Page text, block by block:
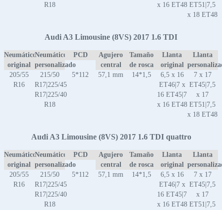
R18
x 16 ET48 ET51|7,5
x 18 ET48
Audi A3 Limousine (8VS) 2017 1.6 TDI
Neumático
original
Neumático
personalizado
PCD
Agujero
central
Tamaño
de rosca
Llanta
original
Llanta
205/55
R16
215/50
R17|225/45
R17|225/40
R18
5*112 57,1 mm 14*1,5
6,5 x 16
ET46|7 x
16 ET45|7
x 16 ET48
7 x 17
ET45|7,5
x 17
ET51|7,5
x 18 ET48
Audi A3 Limousine (8VS) 2017 1.6 TDI quattro
Neumático
original
Neumático
personalizado
PCD
Agujero
central
Tamaño
de rosca
Llanta
original
Llanta
205/55
R16
215/50
R17|225/45
R17|225/40
R18
5*112 57,1 mm 14*1,5
6,5 x 16
ET46|7 x
16 ET45|7
x 16 ET48
7 x 17
ET45|7,5
x 17
ET51|7,5